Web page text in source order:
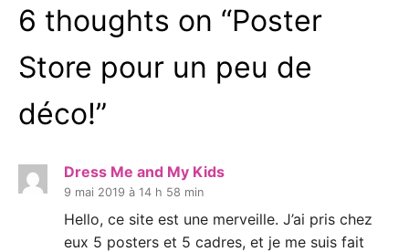
6 thoughts on “Poster
Store pour un peu de
déco!”
Dress Me and My Kids
9 mai 2019 à 14 h 58 min
Hello, ce site est une merveille. J’ai pris chez
eux 5 posters et 5 cadres, et je me suis fait